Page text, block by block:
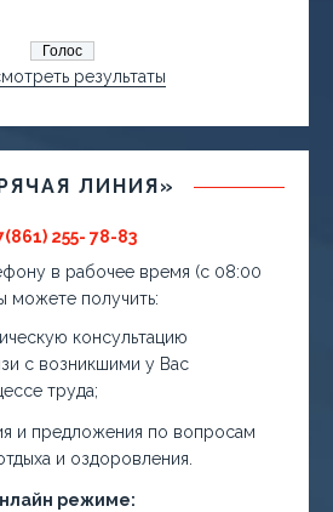
результаты
ЛИНИЯ»
255- 78-83
в рабочее время (с 08:00
можете получить:
консультацию
с возникшими у Вас
труда;
и предложения по вопросам
и оздоровления.
режиме: